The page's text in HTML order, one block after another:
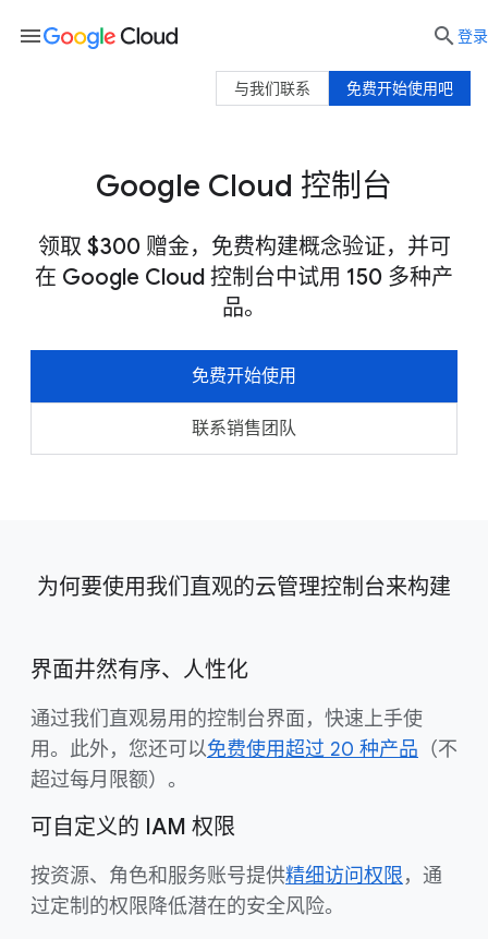
Google Cloud 控制台
领取 $300 赠金，免费构建概念验证，并可
在 Google Cloud 控制台中试用 150 多种产
品。
免费开始使用
联系销售团队
为何要使用我们直观的云管理控制台来构建
界面井然有序、人性化
通过我们直观易用的控制台界面，快速上手使
用。此外，您还可以免费使用超过 20 种产品 （不
超过每月限额）。
可自定义的 IAM 权限
按资源、角色和服务账号提供精细访问权限，通
过定制的权限降低潜在的安全风险。
menu  登录
免费开始使用吧
与我们联系